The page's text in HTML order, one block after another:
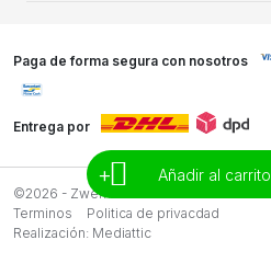
+ Añadir al carrito
Paga de forma segura con nosotros
Entrega por
©2026 - Zwemreus
Terminos
Politica de privacdad
Realización: Mediattic